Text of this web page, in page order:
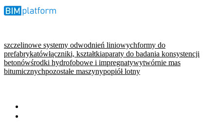
szczelinowe systemy odwodnień liniowychformy do
prefabrykatówłączniki, kształtkiaparaty do badania konsystencji
betonówśrodki hydrofobowe i impregnatywytwórnie mas
bitumicznychpozostałe maszynypopiół lotny